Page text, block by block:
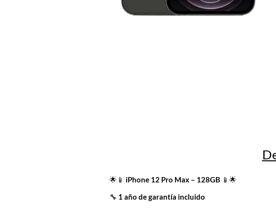
🌟📱 iPhone 12 Pro Max – 128GB 📱🌟
🔧 1 año de garantía incluido